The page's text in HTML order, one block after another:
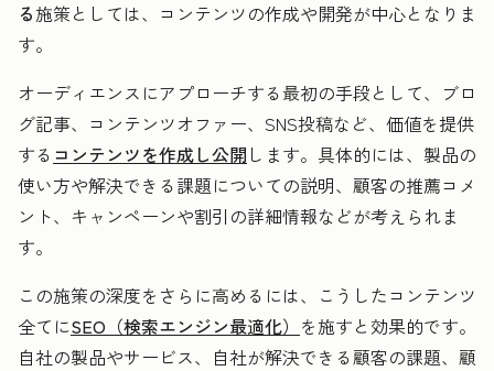
る施策としては、コンテンツの作成や開発が中心となりま
す。
オーディエンスにアプローチする最初の手段として、ブロ
グ記事、コンテンツオファー、SNS投稿など、価値を提供
する コンテンツを作成し公開 します。具体的には、製品の
使い方や解決できる課題についての説明、顧客の推薦コメ
ント、キャンペーンや割引の詳細情報などが考えられま
す。
この施策の深度をさらに高めるには、こうしたコンテンツ
全てにSEO（検索エンジン最適化） を施すと効果的です。
自社の製品やサービス、自社が解決できる顧客の課題、顧